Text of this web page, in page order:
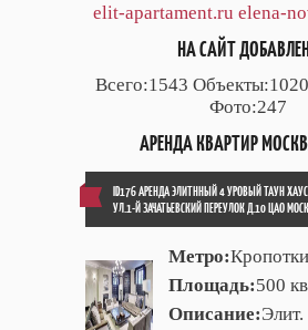
elit-apartament.ru elena-
НА САЙТ
Всего:1543
Фото:247
АРЕНДА КВАРТИР
ID176 АРЕНДА ЭЛИТННЫЙ 4 УРОВЫЙ ТАУН
УЛ.1-Й ЗАЧАТЬЕВСКИЙ ПЕРЕУЛОК Д.10 ЦАО
Метро:
Площадь:500
Описание: